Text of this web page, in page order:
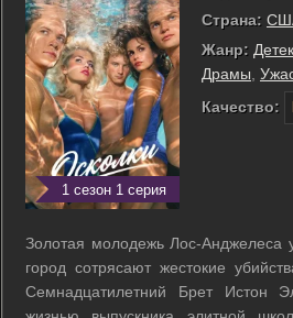
1 сезон 1 серия
Страна:
Жанр:
Драмы
Качество:
Золотая молодежь Лос-Анджелеса
город сотрясают жестокие
Семнадцатилетний Брет Истон